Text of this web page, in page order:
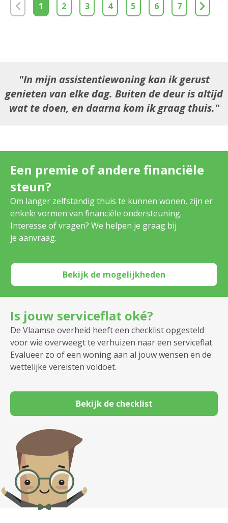
1
2 3 4 5 6 7
In mijn assistentiewoning kan ik gerust
genieten van elke dag. Buiten de deur is altijd
wat te doen, en daarna kom ik graag thuis.
Een premie of andere financiële
steun?
Om langer zelfstandig thuis te kunnen wonen, zijn er
enkele vormen van financiële ondersteuning.
Interesse of vragen? We helpen je graag bij
je aanvraag.
Bekijk de mogelijkheden
Is jouw serviceflat oké?
De Vlaamse overheid heeft een checklist opgesteld
voor wie overweegt te verhuizen naar een serviceflat.
Evalueer zo of een woning aan al jouw wensen en de
wettelijke vereisten voldoet.
Bekijk de checklist